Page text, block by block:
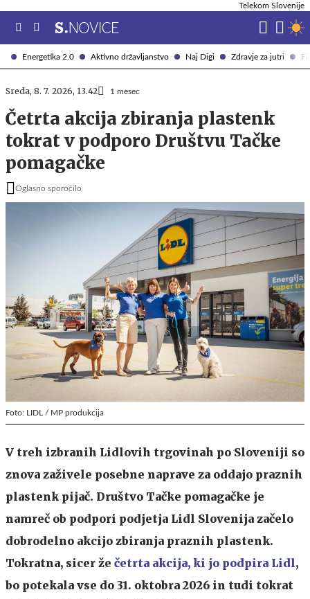
Energetika 2.0 Aktivno državljanstvo Naj Digi Zdravje za jutri
Telekom Slovenije
Sreda, 8. 7. 2026, 13.42 1 mesec
Četrta akcija zbiranja plastenk
tokrat v podporo Društvu Tačke
pomagačke
Oglasno sporočilo
Foto: LIDL / MP produkcija
V treh izbranih Lidlovih trgovinah po Sloveniji so
znova zaživele posebne naprave za oddajo praznih
plastenk pijač. Društvo Tačke pomagačke je
namreč ob podpori podjetja Lidl Slovenija začelo
dobrodelno akcijo zbiranja praznih plastenk.
Tokratna, sicer že četrta akcija, ki jo podpira Lidl,
bo potekala vse do 31. oktobra 2026 in tudi tokrat